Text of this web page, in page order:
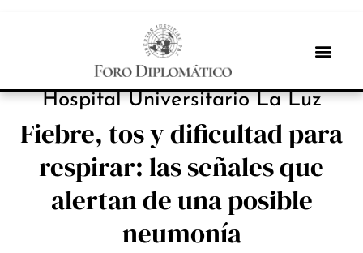
INBOX INTERNACIONAL
Hospital Universitario La Luz
Fiebre, tos y dificultad para
respirar: las señales que
alertan de una posible
neumonía